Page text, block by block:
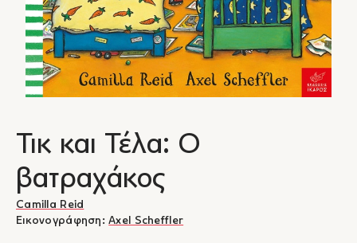
Τικ και Τέλα: Ο
βατραχάκος
Camilla Reid
Εικονογράφηση:Axel Scheffler